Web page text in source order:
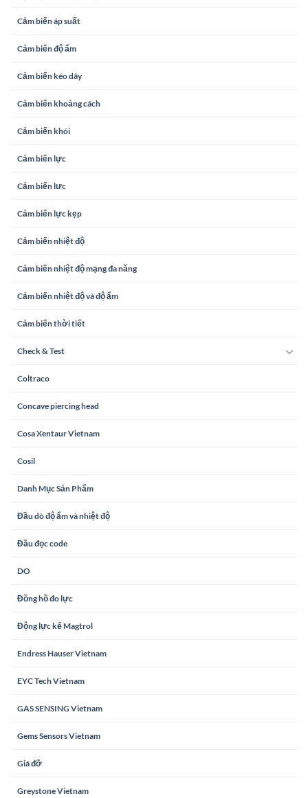
Cảm biến áp suất
Cảm biến độ ẩm
Cảm biến kéo dây
Cảm biến khoảng cách
Cảm biến khói
Cảm biến lực
Cảm biến lưc
Cảm biến lực kẹp
Cảm biến nhiệt độ
Cảm biến nhiệt độ mạng đa năng
Cảm biến nhiệt độ và độ ẩm
Cảm biến thời tiết
Check & Test
Coltraco
Concave piercing head
Cosa Xentaur Vietnam
Cosil
Danh Mục Sản Phẩm
Đầu dò độ ẩm và nhiệt độ
Đầu đọc code
DO
Đồng hồ đo lực
Động lực kế Magtrol
Endress Hauser Vietnam
EYC Tech Vietnam
GAS SENSING Vietnam
Gems Sensors Vietnam
Giá đỡ
Greystone Vietnam